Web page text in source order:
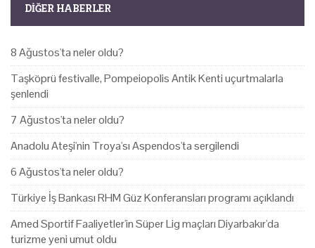
DIĞER HABERLER
8 Ağustos'ta neler oldu?
Taşköprü festivalle, Pompeiopolis Antik Kenti uçurtmalarla
şenlendi
7 Ağustos'ta neler oldu?
Anadolu Ateşi'nin Troya'sı Aspendos'ta sergilendi
6 Ağustos'ta neler oldu?
Türkiye İş Bankası RHM Güz Konferansları programı açıklandı
Amed Sportif Faaliyetler'in Süper Lig maçları Diyarbakır'da
turizme yeni umut oldu